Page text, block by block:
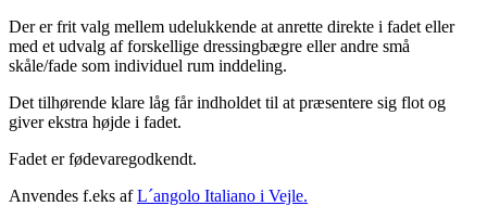
Der er frit valg mellem udelukkende at anrette direkte i fadet eller
med et udvalg af forskellige dressingbægre eller andre små
skåle/fade som individuel rum inddeling.
Det tilhørende klare låg får indholdet til at præsentere sig flot og
giver ekstra højde i fadet.
Fadet er fødevaregodkendt.
Anvendes f.eks afL´angolo Italiano i Vejle.